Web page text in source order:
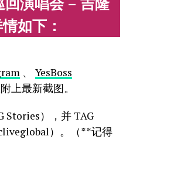
如下：
、 YesBoss
上最新截图。
Stories），并 TAG
）。（**记得